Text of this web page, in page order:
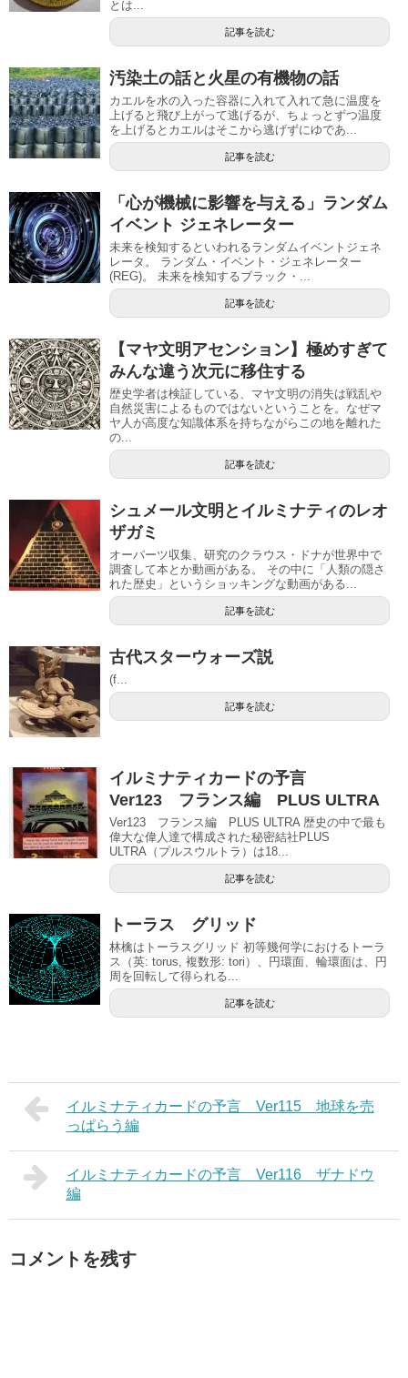
とは...
記事を読む
汚染土の話と火星の有機物の話
カエルを水の入った容器に入れて入れて急に温度を
上げると飛び上がって逃げるが、ちょっとずつ温度
を上げるとカエルはそこから逃げずにゆであ...
記事を読む
「心が機械に影響を与える」ランダム
イベント ジェネレーター
未来を検知するといわれるランダムイベントジェネ
レータ。 ランダム・イベント・ジェネレーター
(REG)。 未来を検知するブラック・...
記事を読む
【マヤ文明アセンション】極めすぎて
みんな違う次元に移住する
歴史学者は検証している、マヤ文明の消失は戦乱や
自然災害によるものではないということを。なぜマ
ヤ人が高度な知識体系を持ちながらこの地を離れた
の...
記事を読む
シュメール文明とイルミナティのレオ
ザガミ
オーパーツ収集、研究のクラウス・ドナが世界中で
調査して本とか動画がある。 その中に「人類の隠さ
れた歴史」というショッキングな動画がある...
記事を読む
古代スターウォーズ説
(f...
記事を読む
イルミナティカードの予言
Ver123 フランス編 PLUS ULTRA
Ver123 フランス編 PLUS ULTRA 歴史の中で最も
偉大な偉人達で構成された秘密結社PLUS
ULTRA（プルスウルトラ）は18...
記事を読む
トーラス グリッド
林檎はトーラスグリッド 初等幾何学におけるトーラ
ス（英: torus, 複数形: tori）、円環面、輪環面は、円
周を回転して得られる...
記事を読む
イルミナティカードの予言 Ver115 地球を売
っぱらう編
イルミナティカードの予言 Ver116 ザナドウ
編
コメントを残す